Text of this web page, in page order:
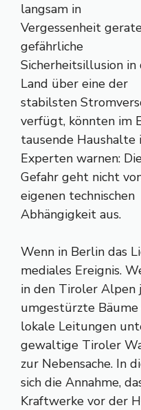
langsam in
Vergessenheit
gefährliche
Sicherheitsillusion in
Land über eine der
stabilsten
verfügt, könnten im
tausende Haushalte
Experten warnen:
Gefahr geht nicht
eigenen technischen
Abhängigkeit aus.
Wenn in Berlin das
mediales Ereignis.
in den Tiroler Alpen
umgestürzte
lokale Leitungen
gewaltige Tiroler
zur Nebensache. In
sich die Annahme,
Kraftwerke vor der